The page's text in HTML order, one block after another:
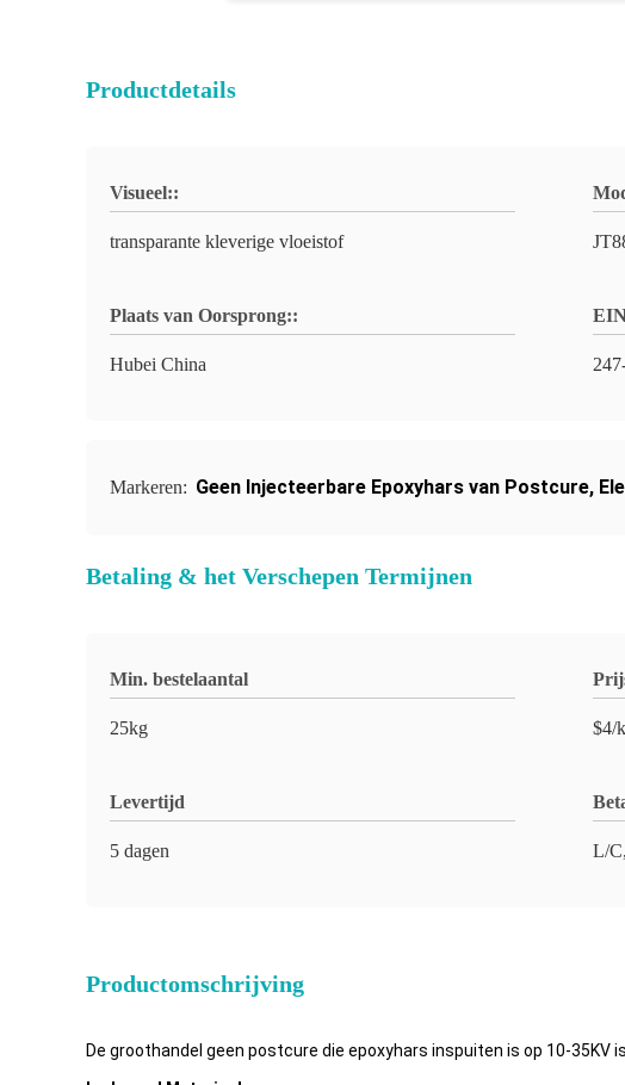
Productdetails
Visueel::
transparante kleverige vloeistof
Plaats van Oorsprong::
Hubei China
Markeren: Geen Injecteerbare Epoxyhars van Postcure,
Betaling & het Verschepen Termijnen
Min. bestelaantal
25kg $4/
Levertijd
5 dagen L/
Productomschrijving
De groothandel geen postcure die epoxyhars inspuiten is op 10-35KV